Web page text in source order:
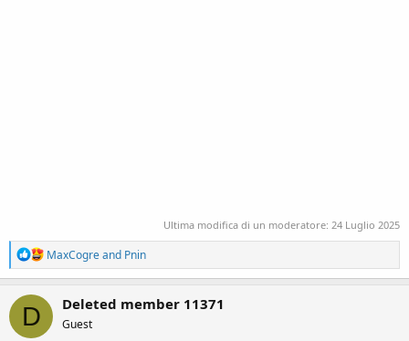
Ultima modifica di un moderatore: 24 Luglio 2025
R
e
a
c
MaxCogreand Pnin
D Deleted member 11371
Guest